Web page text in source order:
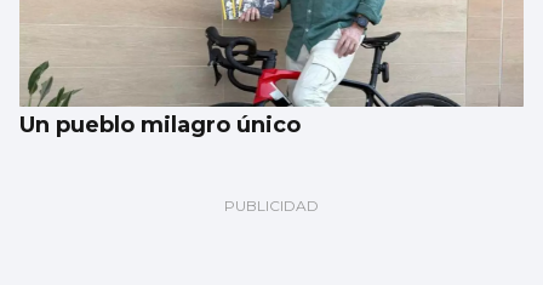
Un pueblo milagro único